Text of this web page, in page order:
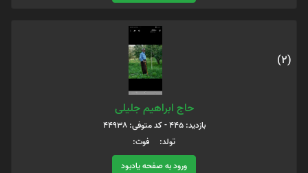
(2)
حاج ابراهیم جلیلی
بازدید: 445 - کد متوفی: 44938
تولد: فوت:
ورود به صفحه یادبود